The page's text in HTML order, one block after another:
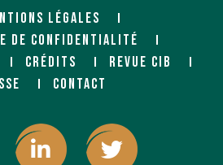
LÉGALES
DE CONFIDENTIALITÉ
CRÉDITS
REVUE CIB
CONTACT